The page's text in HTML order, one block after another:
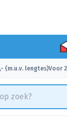
(m.u.v. lengtes)
✓ Voor